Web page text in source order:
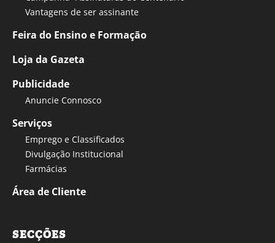
Vantagens de ser assinante
Feira do Ensino e Formação
Loja da Gazeta
Publicidade
Anuncie Connosco
Serviços
Emprego e Classificados
Divulgação Institucional
Farmácias
Área de Cliente
SECÇÕES